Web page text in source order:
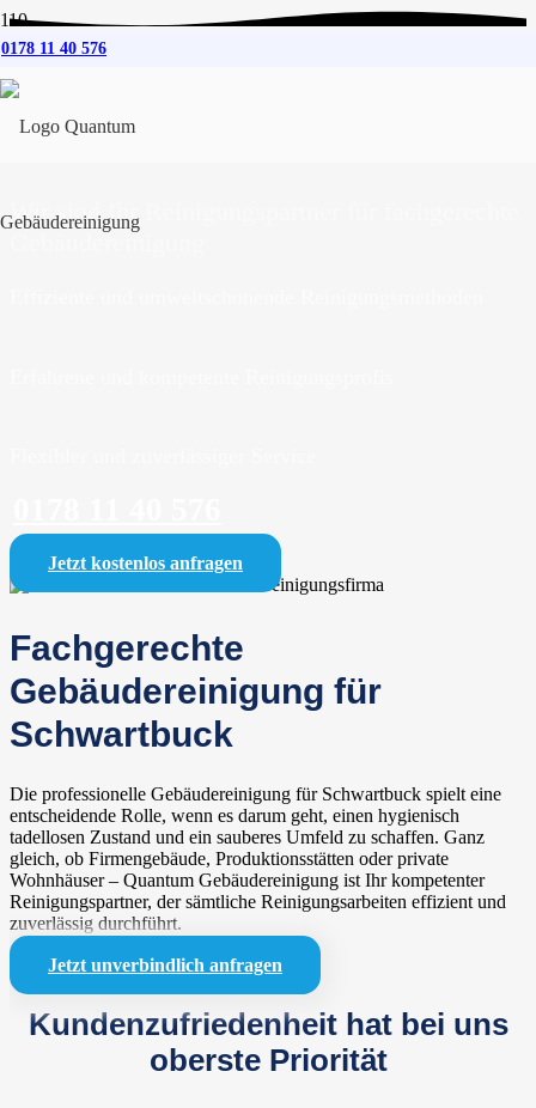
0178 11 40 576
Gebäudereinigung
Schwartbuck
Wir sind Ihr Reinigungspartner für fachgerechte
Gebäudereinigung
Jetzt kostenlos anfragen
Fachgerechte
Gebäudereinigung für
Schwartbuck
Die professionelle Gebäudereinigung für Schwartbuck spielt eine
entscheidende Rolle, wenn es darum geht, einen hygienisch
tadellosen Zustand und ein sauberes Umfeld zu schaffen. Ganz
gleich, ob Firmengebäude, Produktionsstätten oder private
Wohnhäuser – Quantum Gebäudereinigung ist Ihr kompetenter
Reinigungspartner, der sämtliche Reinigungsarbeiten effizient und
zuverlässig durchführt.
Jetzt unverbindlich anfragen
Kundenzufriedenheit hat bei uns
oberste Priorität